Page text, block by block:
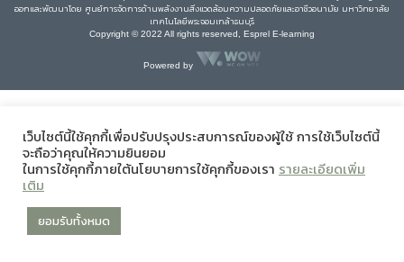
ออกและพัฒนาโดย ศูนย์การจัดการด้านพลังงานสิ่งแวดล้อมความปลอดภัยและอาชีวอนามัย มหาวิทยาลัย
เทคโนโลยีพระจอมเกล้าธนบุรี
Copyright © 2022 All rights reserved, Esprel E-learning
Powered by
เว็บไซต์นี้ใช้คุกกี้เพื่อปรับปรุงประสบการณ์ของผู้ใช้ การใช้เว็บไซต์นี้
จะถือว่าคุณให้ความยินยอม
ในการใช้คุกกี้ภายใต้นโยบายการใช้คุกกี้ของเรา รายละเอียดเพิ่ม
เติม
ยอมรับทั้งหมด